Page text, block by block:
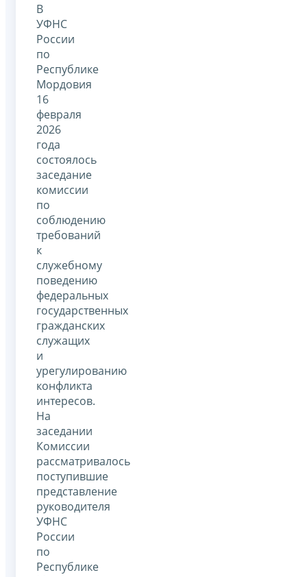
В
УФНС
России
по
Республике
Мордовия
16
февраля
2026
года
состоялось
заседание
комиссии
по
соблюдению
требований
к
служебному
поведению
федеральных
государственных
гражданских
служащих
и
урегулированию
конфликта
интересов.
На
заседании
Комиссии
рассматривалось
поступившие
представление
руководителя
УФНС
России
по
Республике